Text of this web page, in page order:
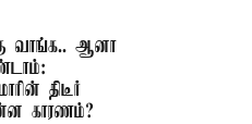
வாங்க.. ஆனா
திடீர்
காரணம்?